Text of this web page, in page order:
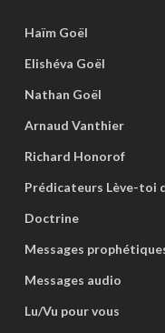
Haïm Goël
Elishéva Goël
Nathan Goël
Arnaud Vanthier
Richard Honorof
Prédicateurs Lève-toi
Doctrine
Messages
Messages audio
Lu/Vu pour vous